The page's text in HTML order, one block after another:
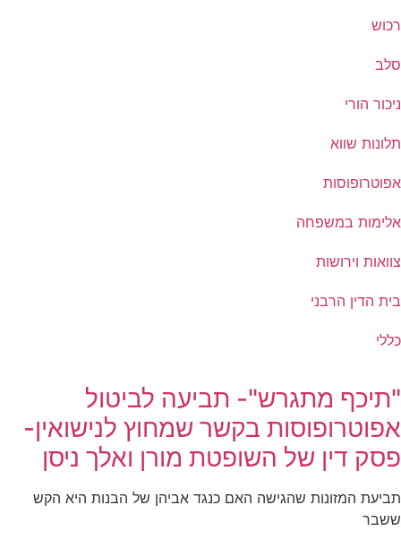
רכוש
סלב
ניכור הורי
תלונות שווא
אפוטרופוסות
אלימות במשפחה
צוואות וירושות
בית הדין הרבני
כללי
"תיכף מתגרש"- תביעה לביטול
אפוטרופוסות בקשר שמחוץ לנישואין-
פסק דין של השופטת מורן ואלך ניסן
תביעת המזונות שהגישה האם כנגד אביהן של הבנות היא הקש
ששבר